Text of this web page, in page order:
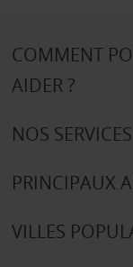
COMMENT
AIDER ?
NOS SERVICES
PRINCIPAUX
VILLES